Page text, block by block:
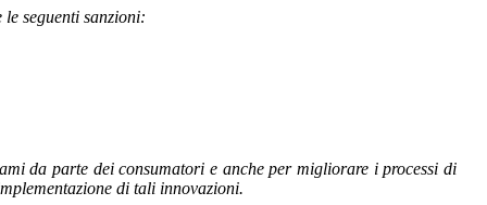
seguenti sanzioni:
da parte dei consumatori e anche per migliorare i processi di
di tali innovazioni.